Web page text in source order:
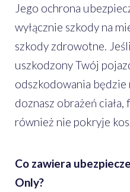
Jego ochrona
wyłącznie szkody na
szkody zdrowotne.
uszkodzony Twój
odszkodowania
doznasz obrażeń
również nie pokryje
Co zawiera
Only?